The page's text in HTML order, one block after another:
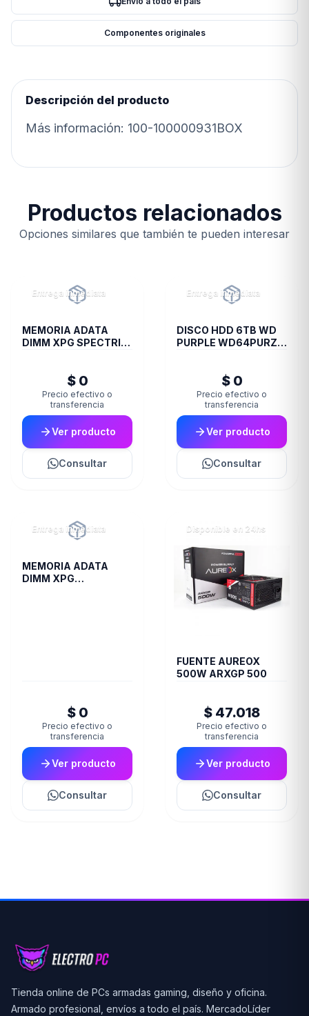
Componentes originales
Descripción del producto
Más información: 100-100000931BOX
Productos relacionados
Opciones similares que también te pueden interesar
Entrega inmediata
MEMORIA ADATA
DIMM XPG SPECTRIX
$ 0
Precio efectivo o
transferencia
Ver producto
Consultar
Entrega inmediata
DISCO HDD 6TB WD
PURPLE WD64PURZ
$ 0
Precio efectivo o
transferencia
Ver producto
Consultar
Entrega inmediata
MEMORIA ADATA
DIMM XPG
$ 0
Precio efectivo o
transferencia
Ver producto
Consultar
Disponible en 24hs
FUENTE AUREOX
500W ARXGP 500
$ 47.018
Precio efectivo o
transferencia
Ver producto
Consultar
Tienda online de PCs armadas gaming, diseño y oficina.
Armado profesional, envíos a todo el país. MercadoLíder